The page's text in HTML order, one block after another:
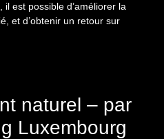
est possible d’améliorer la
et d’obtenir un retour sur
naturel – par
Luxembourg